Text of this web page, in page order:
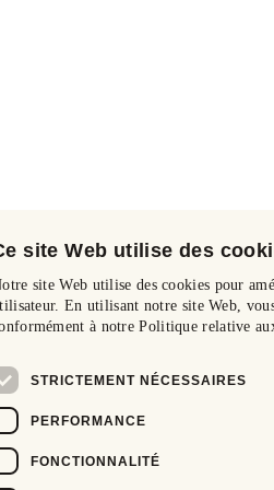
site Web utilise des
site Web utilise des cookies pour
En utilisant notre site Web,
à notre Politique relative
STRICTEMENT NÉCESSAIRES
PERFORMANCE
FONCTIONNALITÉ